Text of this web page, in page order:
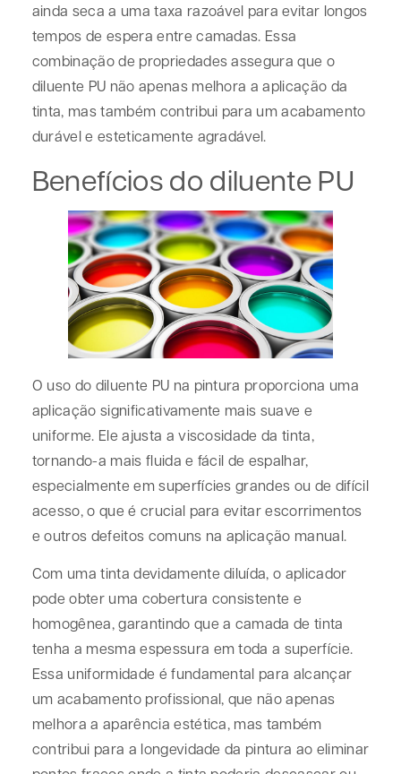
ainda seca a uma taxa razoável para evitar longos
tempos de espera entre camadas. Essa
combinação de propriedades assegura que o
diluente PU não apenas melhora a aplicação da
tinta, mas também contribui para um acabamento
durável e esteticamente agradável.
Benefícios do diluente PU
O uso do diluente PU na pintura proporciona uma
aplicação significativamente mais suave e
uniforme. Ele ajusta a viscosidade da tinta,
tornando-a mais fluida e fácil de espalhar,
especialmente em superfícies grandes ou de difícil
acesso, o que é crucial para evitar escorrimentos
e outros defeitos comuns na aplicação manual.
Com uma tinta devidamente diluída, o aplicador
pode obter uma cobertura consistente e
homogênea, garantindo que a camada de tinta
tenha a mesma espessura em toda a superfície.
Essa uniformidade é fundamental para alcançar
um acabamento profissional, que não apenas
melhora a aparência estética, mas também
contribui para a longevidade da pintura ao eliminar